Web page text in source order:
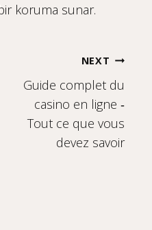
koruma sunar.
NEXT
Guide complet du
casino en ligne ‑
Tout ce que vous
devez savoir